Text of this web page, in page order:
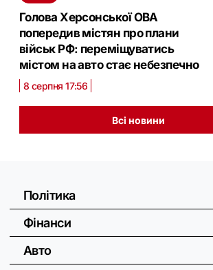
Голова Херсонської ОВА
попередив містян про плани
військ РФ: переміщуватись
містом на авто стає небезпечно
8 серпня 17:56
Всі новини
Політика
Фінанси
Авто